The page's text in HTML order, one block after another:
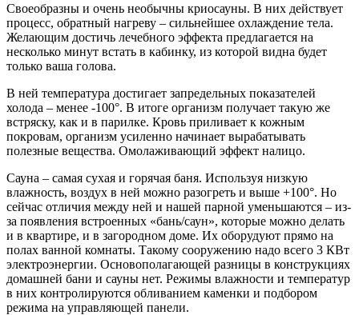
Своеобразны и очень необычны криосауны. В них действует
процесс, обратный нагреву – сильнейшее охлаждение тела.
Желающим достичь лечебного эффекта предлагается на
несколько минут встать в кабинку, из которой видна будет
только ваша голова.
В ней температура достигает запредельных показателей
холода – менее -100°. В итоге организм получает такую же
встряску, как и в парилке. Кровь приливает к кожным
покровам, организм усиленно начинает вырабатывать
полезные вещества. Омолаживающий эффект налицо.
Сауна – самая сухая и горячая баня. Используя низкую
влажность, воздух в ней можно разогреть и выше +100°. Но
сейчас отличия между ней и нашей парной уменьшаются – из-
за появления встроенных «бань/саун», которые можно делать
и в квартире, и в загородном доме. Их оборудуют прямо на
полах ванной комнаты. Такому сооружению надо всего 3 КВт
электроэнергии. Основополагающей разницы в конструкциях
домашней бани и сауны нет. Режимы влажности и температур
в них контролируются обливанием каменки и подбором
режима на управляющей панели.